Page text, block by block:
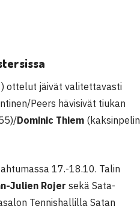
ottelut jäivät valitettavasti
Peers hävisivät tiukan
Dominic Thiem (kaksinpelin
17.-18.10. Talin
Julien Rojer sekä Sata-
Tennishallilla Satan